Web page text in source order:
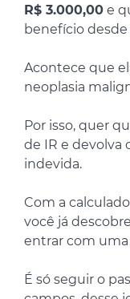
R$ 3.000,00 e
benefício
Acontece que
neoplasia
Por isso, quer
de IR e devolva
indevida.
Com a
você já
entrar com uma
É só seguir o